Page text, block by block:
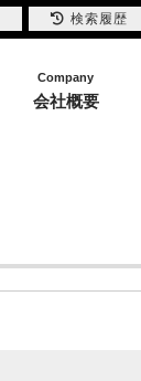
Company
会社概要
検索履歴